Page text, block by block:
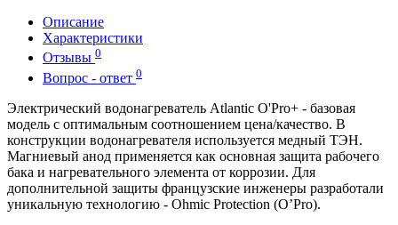
Описание
Характеристики
Отзывы 0
Вопрос - ответ 0
Электрический водонагреватель Atlantic O'Pro+ - базовая
модель с оптимальным соотношением цена/качество. В
конструкции водонагревателя используется медный ТЭН.
Магниевый анод применяется как основная защита рабочего
бака и нагревательного элемента от коррозии. Для
дополнительной защиты французские инженеры разработали
уникальную технологию - Ohmic Protection (O’Pro).